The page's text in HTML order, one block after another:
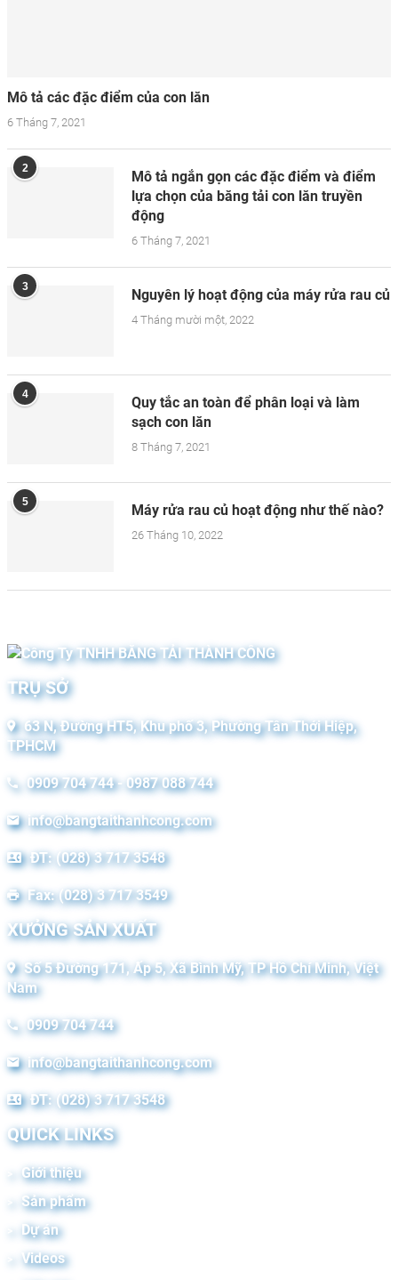
Mô tả các đặc điểm của con lăn
6 Tháng 7, 2021
2
Mô tả ngắn gọn các đặc điểm và điểm
lựa chọn của băng tải con lăn truyền
động
6 Tháng 7, 2021
3 Nguyên lý hoạt động của máy rửa rau củ
4 Tháng mười một, 2022
4
Quy tắc an toàn để phân loại và làm
sạch con lăn
8 Tháng 7, 2021
5 Máy rửa rau củ hoạt động như thế nào?
26 Tháng 10, 2022
TRỤ SỞ
63 N, Đường HT5, Khu phố 3, Phường Tân Thới Hiệp,
TPHCM
0909 704 744 - 0987 088 744
info@bangtaithanhcong.com
ĐT: (028) 3 717 3548
Fax: (028) 3 717 3549
XƯỞNG SẢN XUẤT
Số 5 Đường 171, Ấp 5, Xã Bình Mỹ, TP Hồ Chí Minh, Việt
Nam
0909 704 744
info@bangtaithanhcong.com
ĐT: (028) 3 717 3548
QUICK LINKS
Giới thiệu
Sản phẩm
Dự án
Videos